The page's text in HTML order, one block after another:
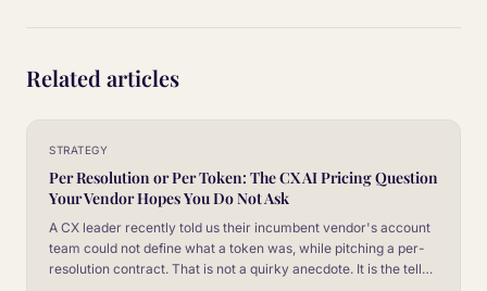
Related articles
STRATEGY
Per Resolution or Per Token: The CX AI Pricing Question
Your Vendor Hopes You Do Not Ask
A CX leader recently told us their incumbent vendor's account
team could not define what a token was, while pitching a per-
resolution contract. That is not a quirky anecdote. It is the tell